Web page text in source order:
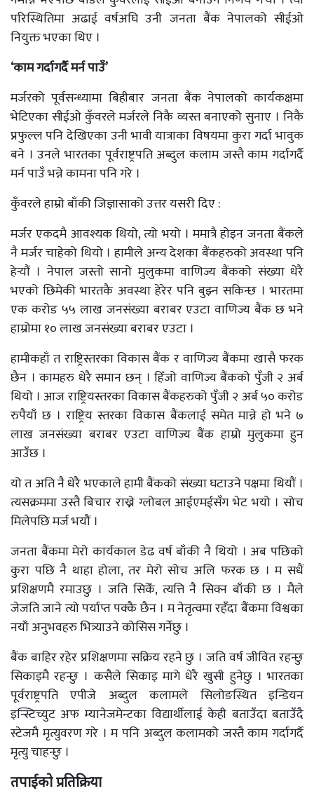
परिस्थितिमा अढाई वर्षअघि उनी जनता बैंक नेपालको सीईओ
नियुक्त भएका थिए ।
‘काम गर्दागर्दै मर्न पाउँ’
मर्जरको पूर्वसन्ध्यामा बिहीबार जनता बैंक नेपालको कार्यकक्षमा
भेटिएका सीईओ कुँवरले मर्जरले निकै व्यस्त बनाएको सुनाए । निकै
प्रफुल्ल पनि देखिएका उनी भावी यात्राका विषयमा कुरा गर्दा भावुक
बने । उनले भारतका पूर्वराष्ट्रपति अब्दुल कलाम जस्तै काम गर्दागर्दै
मर्न पाउँ भन्ने कामना पनि गरे ।
कुँवरले हाम्रो बाँकी जिज्ञासाको उत्तर यसरी दिए :
मर्जर एकदमै आवश्यक थियो, त्यो भयो । ममात्रै होइन जनता बैंकले
नै मर्जर चाहेको थियो । हामीले अन्य देशका बैंकहरुको अवस्था पनि
हेर्‍याैं । नेपाल जस्तो सानो मुलुकमा वाणिज्य बैंकको संख्या धेरै
भएको छिमेकी भारतकै अवस्था हेरेर पनि बुझ्न सकिन्छ । भारतमा
एक करोड ५५ लाख जनसंख्या बराबर एउटा वाणिज्य बैंक छ भने
हाम्रोमा १० लाख जनसंख्या बराबर एउटा ।
हामीकहाँ त राष्ट्रिस्तरका विकास बैंक र वाणिज्य बैंकमा खासै फरक
छैन । कामहरु धेरै समान छन् । हिँजो वाणिज्य बैंकको पुँजी २ अर्ब
थियो । आज राष्ट्रियस्तरका विकास बैंकहरुको पुँजी २ अर्ब ५० करोड
रुपैयाँ छ । राष्ट्रिय स्तरका विकास बैंकलाई समेत मान्ने हो भने ७
लाख जनसंख्या बराबर एउटा वाणिज्य बैंक हाम्रो मुलुकमा हुन
आउँछ ।
यो त अति नै धेरै भएकाले हामी बैंकको संख्या घटाउने पक्षमा थियौं ।
त्यसक्रममा उस्तै बिचार राख्ने ग्लोबल आईएमईसँग भेट भयो । सोच
मिलेपछि मर्ज भयौं ।
जनता बैंकमा मेरो कार्यकाल डेढ वर्ष बाँकी नै थियो । अब पछिको
कुरा पछि नै थाहा होला, तर मेरो सोच अलि फरक छ । म सधैं
प्रशिक्षणमै रमाउछु । जति सिकेँ, त्यत्ति नै सिक्न बाँकी छ । मैले
जेजति जाने त्यो पर्याप्त पक्कै छैन । म नेतृत्वमा रहँदा बैंकमा विश्वका
नयाँ अनुभवहरु भित्र्याउने कोसिस गर्नेछु ।
बैंक बाहिर रहेर प्रशिक्षणमा सक्रिय रहने छु । जति वर्ष जीवित रहन्छु
सिकाइमै रहन्छु । कसैले सिकाइ मागे धेरै खुसी हुनेछु । भारतका
पूर्वराष्ट्रपति एपीजे अब्दुल कलामले सिलोङस्थित इन्डियन
इन्स्टिच्युट अफ म्यानेजमेन्टका विद्यार्थीलाई केही बताउँदा बताउँदै
स्टेजमै मृत्युवरण गरे । म पनि अब्दुल कलामको जस्तै काम गर्दागर्दै
मृत्यु चाहन्छु ।
तपाईको प्रतिक्रिया